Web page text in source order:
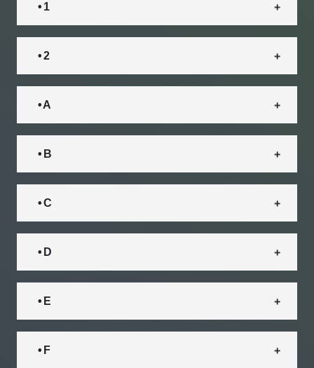
• 1
• 2
• A
• B
• C
• D
• E
• F